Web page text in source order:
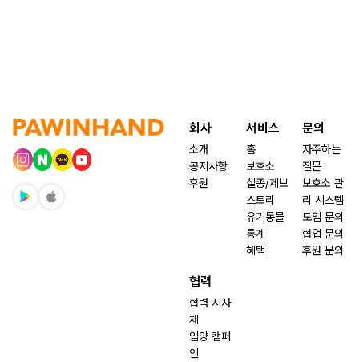
회사
소개
공지사항
후원
서비스
홈
보호소
실종/제보
스토리
유기동물
통계
혜택
문의
자주하는
질문
보호소 관
리 시스템
도입 문의
협업 문의
후원 문의
협력
협력 지자
체
입양 캠페
인